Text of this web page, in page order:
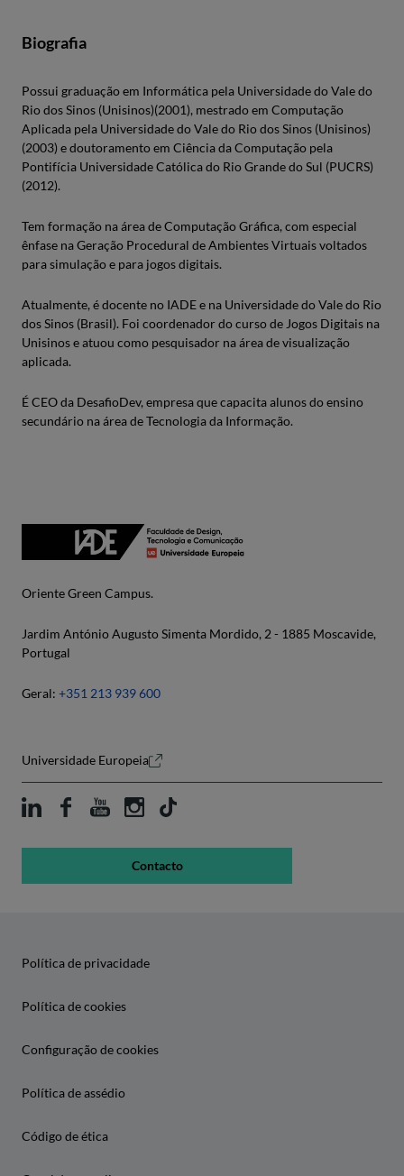
Biografia
Possui graduação em Informática pela Universidade do Vale do
Rio dos Sinos (Unisinos)(2001), mestrado em Computação
Aplicada pela Universidade do Vale do Rio dos Sinos (Unisinos)
(2003) e doutoramento em Ciência da Computação pela
Pontifícia Universidade Católica do Rio Grande do Sul (PUCRS)
(2012).
Tem formação na área de Computação Gráfica, com especial
ênfase na Geração Procedural de Ambientes Virtuais voltados
para simulação e para jogos digitais.
Atualmente, é docente no IADE e na Universidade do Vale do Rio
dos Sinos (Brasil). Foi coordenador do curso de Jogos Digitais na
Unisinos e atuou como pesquisador na área de visualização
aplicada.
É CEO da DesafioDev, empresa que capacita alunos do ensino
secundário na área de Tecnologia da Informação.
Oriente Green Campus.
Jardim António Augusto Simenta Mordido, 2 - 1885 Moscavide,
Portugal
Geral: +351 213 939 600
Universidade Europeia
Contacto
Política de privacidade
Política de cookies
Configuração de cookies
Política de assédio
Código de ética